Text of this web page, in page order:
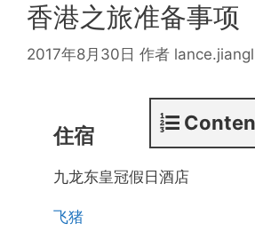
香港之旅准备事项
2017年8月30日 作者 lance.jiangl
住宿
九龙东皇冠假日酒店
飞猪